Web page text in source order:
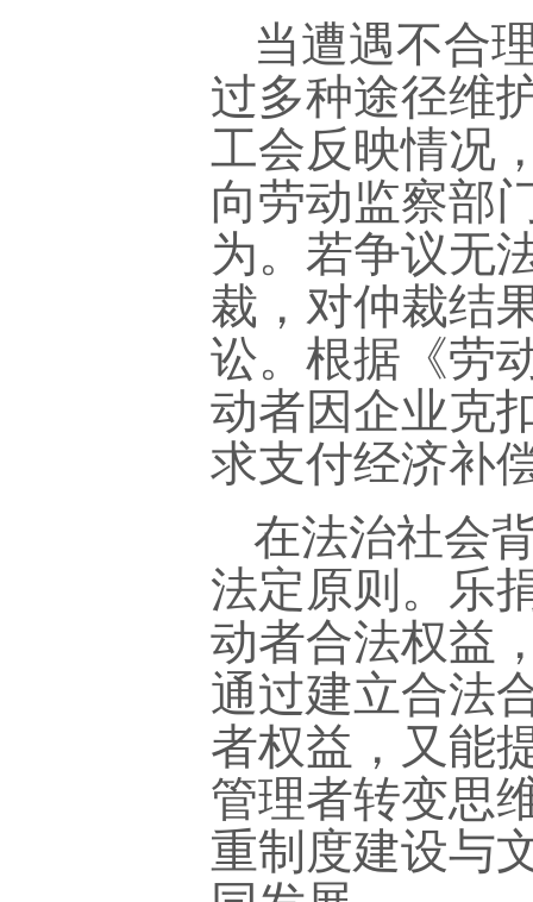
当遭遇不合
过多种途径维
工会反映情况
向劳动监察部
为。若争议无
裁，对仲裁结
讼。根据《劳
动者因企业克
求支付经济补
在法治社会
法定原则。乐
动者合法权益
通过建立合法
者权益，又能
管理者转变思
重制度建设与